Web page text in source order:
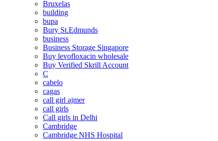
Bruxelas
building
bupa
Bury St.Edmunds
business
Business Storage Singapore
Buy levofloxacin wholesale
Buy Verified Skrill Account
C
cabelo
cagas
call girl ajmer
call girls
Call girls in Delhi
Cambridge
Cambridge NHS Hospital